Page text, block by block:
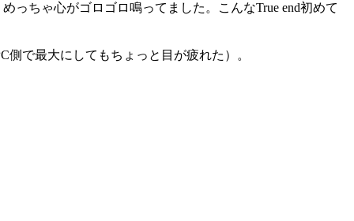
ちゃ心がゴロゴロ鳴ってました。こんなTrue end初めて
で最大にしてもちょっと目が疲れた）。